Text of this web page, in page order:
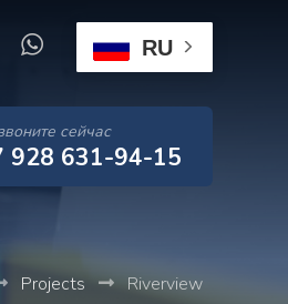
RU
сейчас
928 631-94-15
Projects Riverview